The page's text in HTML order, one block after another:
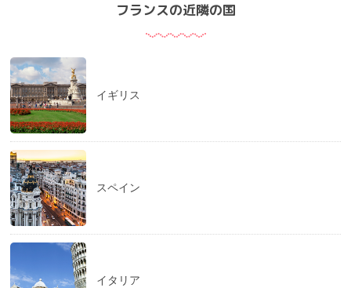
フランスの近隣の国
イギリス
スペイン
イタリア